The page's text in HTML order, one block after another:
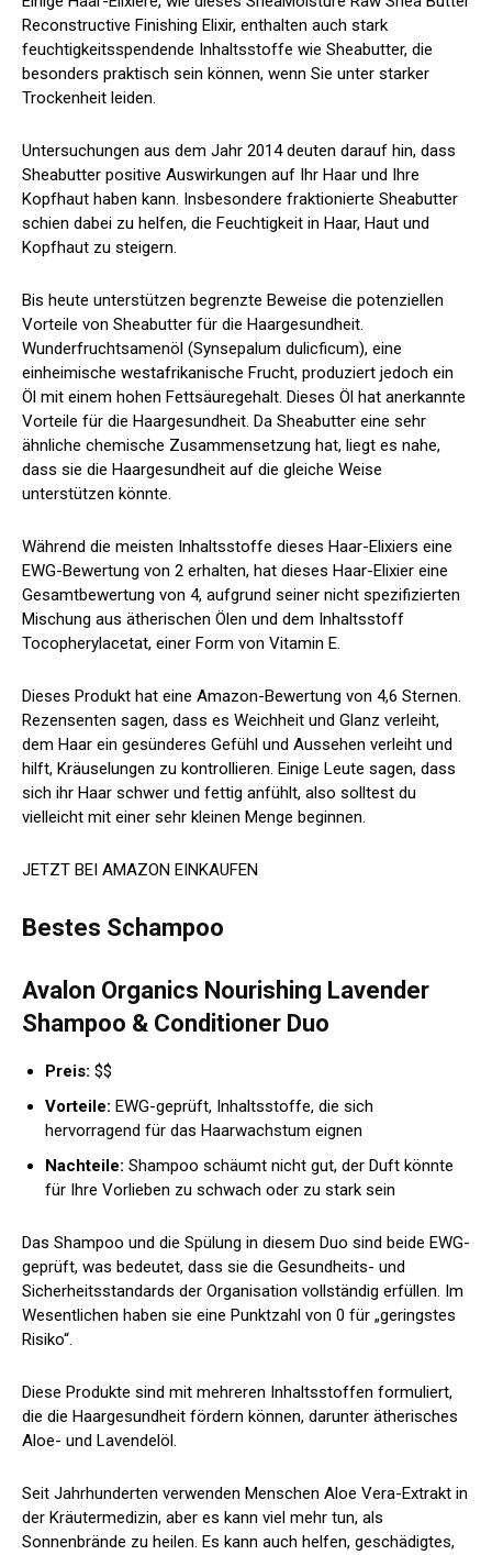
Reconstructive Finishing Elixir, enthalten auch stark
feuchtigkeitsspendende Inhaltsstoffe wie Sheabutter, die
besonders praktisch sein können, wenn Sie unter starker
Trockenheit leiden.
Untersuchungen aus dem Jahr 2014 deuten darauf hin, dass
Sheabutter positive Auswirkungen auf Ihr Haar und Ihre
Kopfhaut haben kann. Insbesondere fraktionierte Sheabutter
schien dabei zu helfen, die Feuchtigkeit in Haar, Haut und
Kopfhaut zu steigern.
Bis heute unterstützen begrenzte Beweise die potenziellen
Vorteile von Sheabutter für die Haargesundheit.
Wunderfruchtsamenöl (Synsepalum dulicficum), eine
einheimische westafrikanische Frucht, produziert jedoch ein
Öl mit einem hohen Fettsäuregehalt. Dieses Öl hat anerkannte
Vorteile für die Haargesundheit. Da Sheabutter eine sehr
ähnliche chemische Zusammensetzung hat, liegt es nahe,
dass sie die Haargesundheit auf die gleiche Weise
unterstützen könnte.
Während die meisten Inhaltsstoffe dieses Haar-Elixiers eine
EWG-Bewertung von 2 erhalten, hat dieses Haar-Elixier eine
Gesamtbewertung von 4, aufgrund seiner nicht spezifizierten
Mischung aus ätherischen Ölen und dem Inhaltsstoff
Tocopherylacetat, einer Form von Vitamin E.
Dieses Produkt hat eine Amazon-Bewertung von 4,6 Sternen.
Rezensenten sagen, dass es Weichheit und Glanz verleiht,
dem Haar ein gesünderes Gefühl und Aussehen verleiht und
hilft, Kräuselungen zu kontrollieren. Einige Leute sagen, dass
sich ihr Haar schwer und fettig anfühlt, also solltest du
vielleicht mit einer sehr kleinen Menge beginnen.
JETZT BEI AMAZON EINKAUFEN
Bestes Schampoo
Avalon Organics Nourishing Lavender
Shampoo & Conditioner Duo
Preis: $$
Vorteile: EWG-geprüft, Inhaltsstoffe, die sich
hervorragend für das Haarwachstum eignen
Nachteile: Shampoo schäumt nicht gut, der Duft könnte
für Ihre Vorlieben zu schwach oder zu stark sein
Das Shampoo und die Spülung in diesem Duo sind beide EWG-
geprüft, was bedeutet, dass sie die Gesundheits- und
Sicherheitsstandards der Organisation vollständig erfüllen. Im
Wesentlichen haben sie eine Punktzahl von 0 für „geringstes
Risiko“.
Diese Produkte sind mit mehreren Inhaltsstoffen formuliert,
die die Haargesundheit fördern können, darunter ätherisches
Aloe- und Lavendelöl.
Seit Jahrhunderten verwenden Menschen Aloe Vera-Extrakt in
der Kräutermedizin, aber es kann viel mehr tun, als
Sonnenbrände zu heilen. Es kann auch helfen, geschädigtes,